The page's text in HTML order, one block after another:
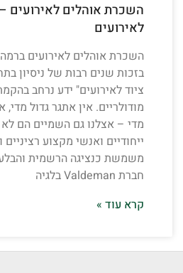
השכרת אוהלים לאירועים –
לאירועים
השכרת אוהלים לאירועים ברמה
בזכות שנים רבות של ניסיון
ציוד לאירועים" ידע נרחב
מודולריים. אין אתגר גדול
מדי – אצלנו גם השמיים הם לא
ייחודיים ואנשי מקצוע
משמשת כנציגה הרשמית
חברת Valdeman בלגיה
קרא עוד »